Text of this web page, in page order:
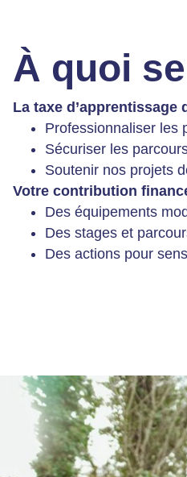
À quoi
La taxe d’apprentissage
Professionnaliser les
Sécuriser les
Soutenir nos projets
Votre contribution
Des équipements
Des stages et
Des actions pour